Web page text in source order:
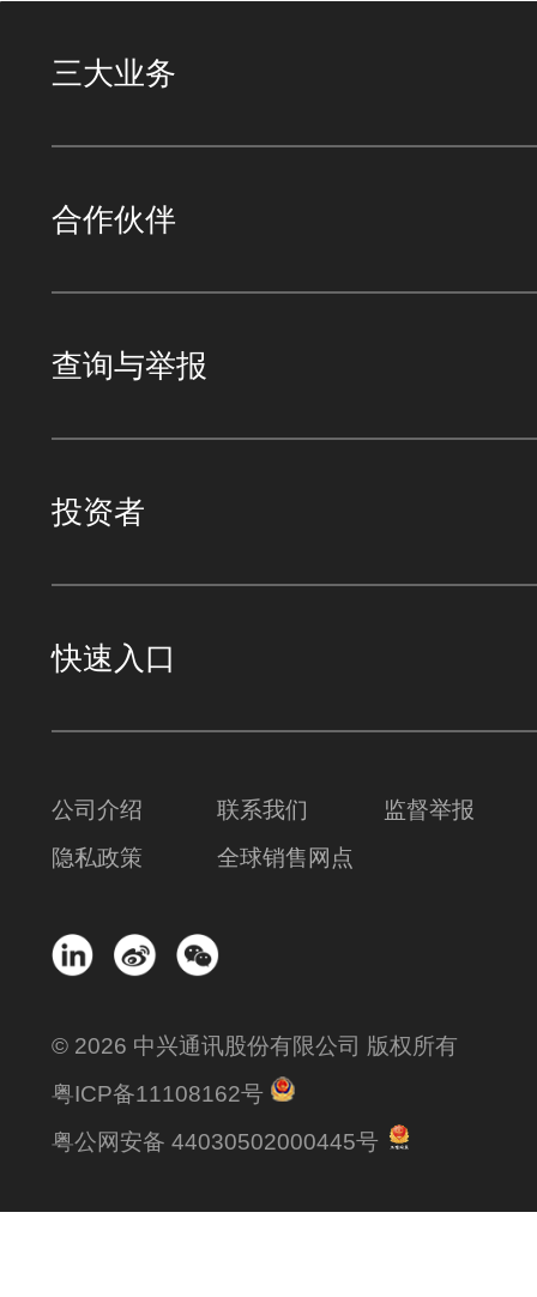
三大业务
合作伙伴
查询与举报
投资者
快速入口
公司介绍 联系我们
监督举报
隐私政策
全球销售网点
© 2026 中兴通讯股份有限公司 版权所有
粤ICP备11108162号
粤公网安备 44030502000445号